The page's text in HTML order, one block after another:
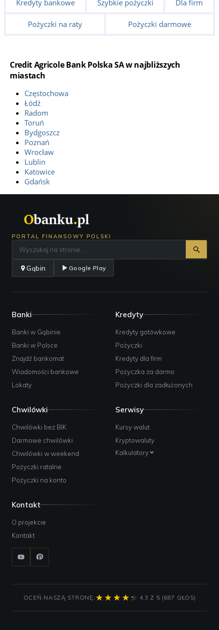
Kredyty bankowe Szybkie pożyczki Dla firm
Pożyczki na raty Pożyczki darmowe
Credit Agricole Bank Polska SA w najbliższych
miastach
Częstochowa
Łódź
Radom
Toruń
Bydgoszcz
Poznań
Wrocław
Lublin
Katowice
Gdańsk
PORTAL FINANSOWY POLSKI
Gąbin Google Play
Banki
Banki w Gąbinie
Banki w Polsce
Znajdź bankomat
Wiadomości bankowe
Lokaty
Kredyty
Kredyty gotówkowe
Pożyczki
Kredyty dla firm
Pożyczka za darmo
Pożyczki dla zadłużonych
Chwilówki
Chwilówki bez BIK
Darmowe chwilówki
Chwilówki w weekend
Pożyczki ratalne
Pożyczki na konto
Serwisy
Kursy walut
Kryptowaluty
Kalkulatory
Kontakt
O projekcie
Kontakt
OCEŃ NASZĄ STRONĘ: 4.3 Z 5 (687 GŁOS)